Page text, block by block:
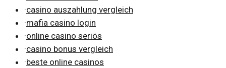
·casino auszahlung vergleich
·mafia casino login
·online casino seriös
·casino bonus vergleich
·beste online casinos